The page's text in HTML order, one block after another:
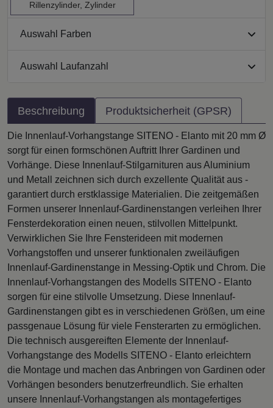
Rillenzylinder, Zylinder
Auswahl Farben
Auswahl Laufanzahl
Beschreibung Produktsicherheit (GPSR)
Die Innenlauf-Vorhangstange SITENO - Elanto mit 20 mm Ø
sorgt für einen formschönen Auftritt Ihrer Gardinen und
Vorhänge. Diese Innenlauf-Stilgarnituren aus Aluminium
und Metall zeichnen sich durch exzellente Qualität aus -
garantiert durch erstklassige Materialien. Die zeitgemäßen
Formen unserer Innenlauf-Gardinenstangen verleihen Ihrer
Fensterdekoration einen neuen, stilvollen Mittelpunkt.
Verwirklichen Sie Ihre Fensterideen mit modernen
Vorhangstoffen und unserer funktionalen zweiläufigen
Innenlauf-Gardinenstange in Messing-Optik und Chrom. Die
Innenlauf-Vorhangstangen des Modells SITENO - Elanto
sorgen für eine stilvolle Umsetzung. Diese Innenlauf-
Gardinenstangen gibt es in verschiedenen Größen, um eine
passgenaue Lösung für viele Fensterarten zu ermöglichen.
Die technisch ausgereiften Elemente der Innenlauf-
Vorhangstange des Modells SITENO - Elanto erleichtern
die Montage und machen das Anbringen von Gardinen oder
Vorhängen besonders benutzerfreundlich. Sie erhalten
unsere Innenlauf-Vorhangstangen als montagefertiges